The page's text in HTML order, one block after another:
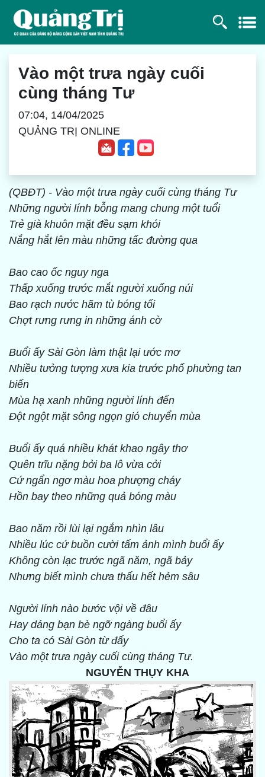
Vào một trưa ngày cuối
cùng tháng Tư
07:04, 14/04/2025
QUẢNG TRỊ ONLINE
(QBĐT) - Vào một trưa ngày cuối cùng tháng Tư
Những người lính bỗng mang chung một tuổi
Trẻ già khuôn mặt đều sạm khói
Nắng hắt lên màu những tấc đường qua
Bao cao ốc nguy nga
Thấp xuống trước mắt ngườixuống núi
Bao rạch nước hãm tù bóng tối
Chợt rưng rưng in những ánh cờ
Buổi ấy Sài Gòn làm thật lại ước mơ
Nhiều tưởng tượng xưa kia trước phố phường tan
biến
Mùa hạ xanh những người lính đến
Đột ngột mặt sông ngọn gió chuyển mùa
Buổi ấy quá nhiều khát khao ngây thơ
Quên trĩu nặng bởi ba lô vừa cởi
Cứ ngẩn ngơ màu hoa phượng cháy
Hồn bay theo những quả bóng màu
Bao năm rồi lùi lại ngắm nhìn lâu
Nhiều lúc cứ buồn cười tấm ảnh mình buổi ấy
Không còn lạc trước ngã năm, ngã bảy
Nhưng biết mình chưa thấu hết hẻm sâu
Người lính nào bước vội về đâu
Hay dáng bạn bè ngỡ ngàng buổi ấy
Cho ta có Sài Gòn từ đấy
Vào một trưa ngày cuối cùng tháng Tư.
NGUYỄN THỤY KHA